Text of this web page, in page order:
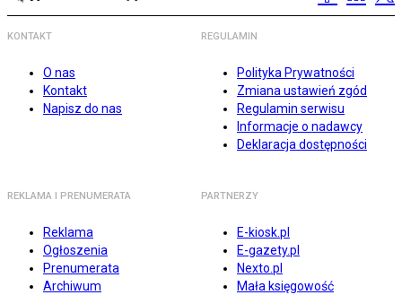
KONTAKT
O nas
Kontakt
Napisz do nas
REGULAMIN
Polityka Prywatności
Zmiana ustawień zgód
Regulamin serwisu
Informacje o nadawcy
Deklaracja dostępności
REKLAMA I PRENUMERATA
Reklama
Ogłoszenia
Prenumerata
Archiwum
PARTNERZY
E-kiosk.pl
E-gazety.pl
Nexto.pl
Mała księgowość